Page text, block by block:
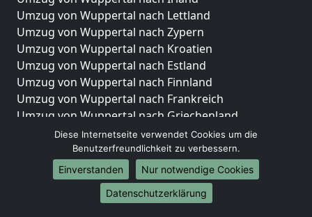
Umzug von Wuppertal nach Lettland
Umzug von Wuppertal nach Zypern
Umzug von Wuppertal nach Kroatien
Umzug von Wuppertal nach Estland
Umzug von Wuppertal nach Finnland
Umzug von Wuppertal nach Frankreich
Umzug von Wuppertal nach Griechenland
Umzug von Wuppertal nach Italien
Umzug von Wuppertal nach Liechtenstein
Umzug von Wuppertal nach Luxemburg
Umzug von Wuppertal nach Niederlande
Umzug von Wuppertal nach Norwegen
Diese Internetseite verwendet Cookies um die
Benutzerfreundlichkeit zu verbessern.
Einverstanden
Nur notwendige Cookies
Datenschutzerklärung